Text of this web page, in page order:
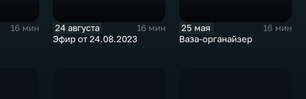
16 мин
24 августа
16 мин
Эфир от 24.08.2023
25 мая
16 мин
Ваза-органайзер